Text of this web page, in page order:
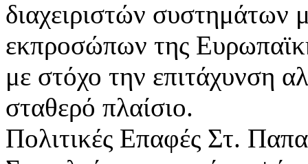
διαχειριστών συστημάτων
εκπροσώπων της
με στόχο την επιτάχυνση
σταθερό πλαίσιο.
Πολιτικές Επαφές Στ.